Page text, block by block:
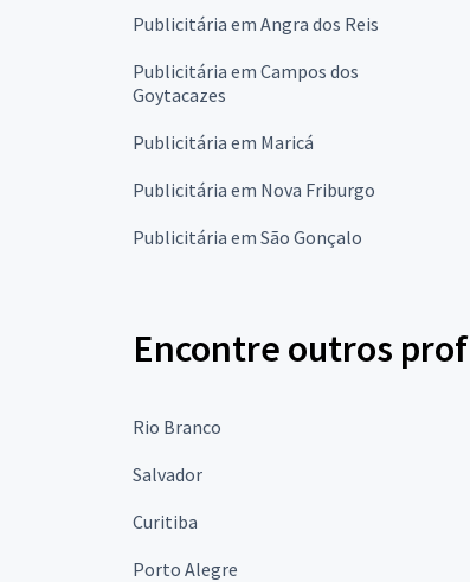
Publicitária em Angra dos Reis
Publicitária em Campos dos
Goytacazes
Publicitária em Maricá
Publicitária em Nova Friburgo
Publicitária em São Gonçalo
Encontre outros
Rio Branco
Salvador
Curitiba
Porto Alegre